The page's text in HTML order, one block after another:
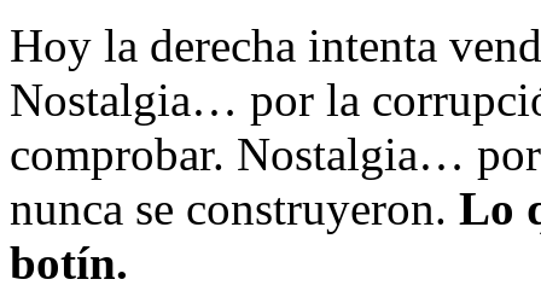
Hoy la derecha intenta
Nostalgia… por la
comprobar. Nostalgia…
nunca se construyeron. Lo
botín.